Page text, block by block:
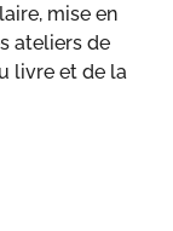
mise en
ateliers de
livre et de la